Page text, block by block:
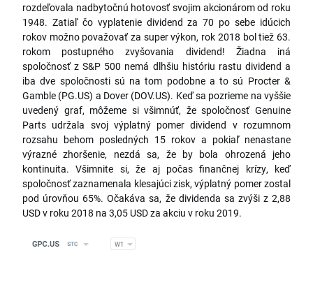
rozdeľovala nadbytočnú hotovosť svojim akcionárom od roku
1948. Zatiaľ čo vyplatenie dividend za 70 po sebe idúcich
rokov možno považovať za super výkon, rok 2018 bol tiež 63.
rokom postupného zvyšovania dividend! Žiadna iná
spoločnosť z S&P 500 nemá dlhšiu históriu rastu dividend a
iba dve spoločnosti sú na tom podobne a to sú Procter &
Gamble (PG.US) a Dover (DOV.US). Keď sa pozrieme na vyššie
uvedený graf, môžeme si všimnúť, že spoločnosť Genuine
Parts udržala svoj výplatný pomer dividend v rozumnom
rozsahu behom posledných 15 rokov a pokiaľ nenastane
výrazné zhoršenie, nezdá sa, že by bola ohrozená jeho
kontinuita. Všimnite si, že aj počas finančnej krízy, keď
spoločnosť zaznamenala klesajúci zisk, výplatný pomer zostal
pod úrovňou 65%. Očakáva sa, že dividenda sa zvýši z 2,88
USD v roku 2018 na 3,05 USD za akciu v roku 2019.